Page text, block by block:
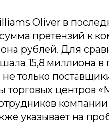
Oliver в
претензий к
рублей. Для
15,8 миллиона в
не только
торговых центров
компании
указывает на